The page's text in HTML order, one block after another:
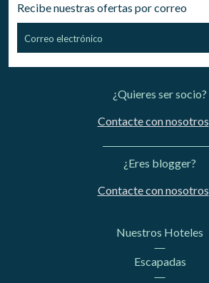
Recibe nuestras ofertas por correo
¿Quieres ser socio?
Contacte con nosotros
¿Eres blogger?
Contacte con nosotros
Nuestros Hoteles
Escapadas